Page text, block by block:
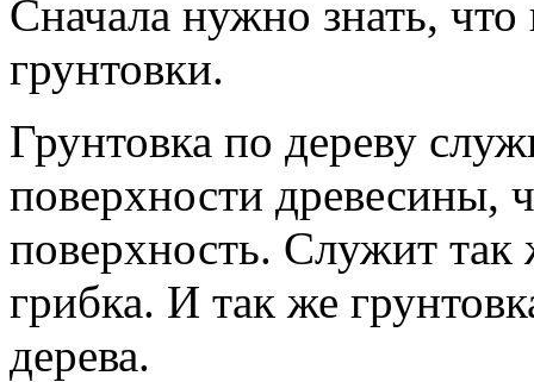
Сначала нужно знать,
грунтовки.
Грунтовка по дереву
поверхности древесины,
поверхность. Служит
грибка. И так же
дерева.